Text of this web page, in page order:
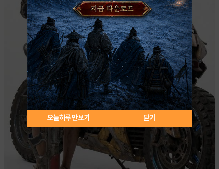
오늘하루 안보기 닫기